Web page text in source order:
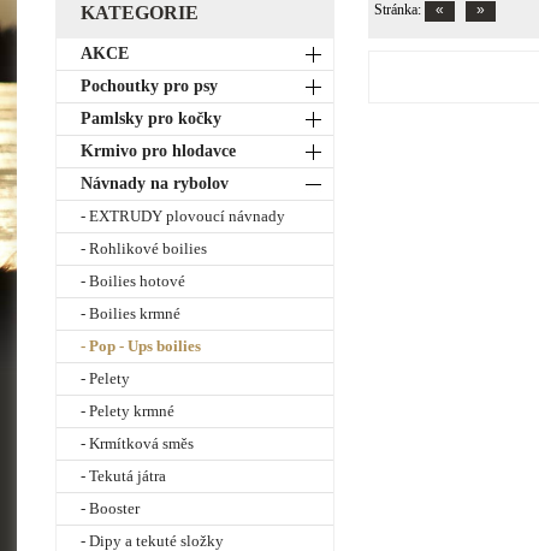
KATEGORIE
AKCE
Pochoutky pro psy
Pamlsky pro kočky
Krmivo pro hlodavce
Návnady na rybolov
- EXTRUDY plovoucí návnady
- Rohlikové boilies
- Boilies hotové
- Boilies krmné
- Pop - Ups boilies
- Pelety
- Pelety krmné
- Krmítková směs
- Tekutá játra
- Booster
- Dipy a tekuté složky
Stránka: